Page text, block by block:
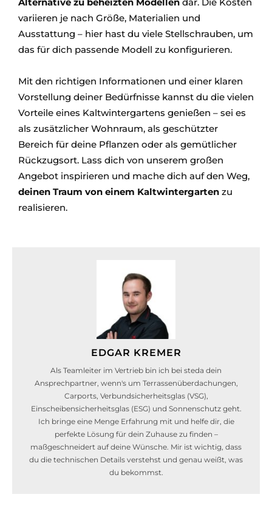
variieren je nach Größe, Materialien und
Ausstattung – hier hast du viele Stellschrauben, um
das für dich passende Modell zu konfigurieren.
Mit den richtigen Informationen und einer klaren
Vorstellung deiner Bedürfnisse kannst du die vielen
Vorteile eines Kaltwintergartens genießen – sei es
als zusätzlicher Wohnraum, als geschützter
Bereich für deine Pflanzen oder als gemütlicher
Rückzugsort. Lass dich von unserem großen
Angebot inspirieren und mache dich auf den Weg,
deinen Traum von einem Kaltwintergarten zu
realisieren.
EDGAR KREMER
Als Teamleiter im Vertrieb bin ich bei steda dein
Ansprechpartner, wenn's um Terrassenüberdachungen,
Carports, Verbundsicherheitsglas (VSG),
Einscheibensicherheitsglas (ESG) und Sonnenschutz geht.
Ich bringe eine Menge Erfahrung mit und helfe dir, die
perfekte Lösung für dein Zuhause zu finden –
maßgeschneidert auf deine Wünsche. Mir ist wichtig, dass
du die technischen Details verstehst und genau weißt, was
du bekommst.